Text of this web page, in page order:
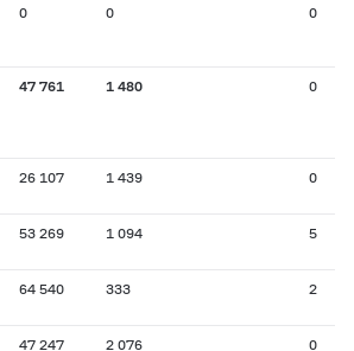
0 0 0
47 761 1 480 0
26 107 1 439 0
53 269 1 094 5
64 540 333 2
47 247 2 076 0